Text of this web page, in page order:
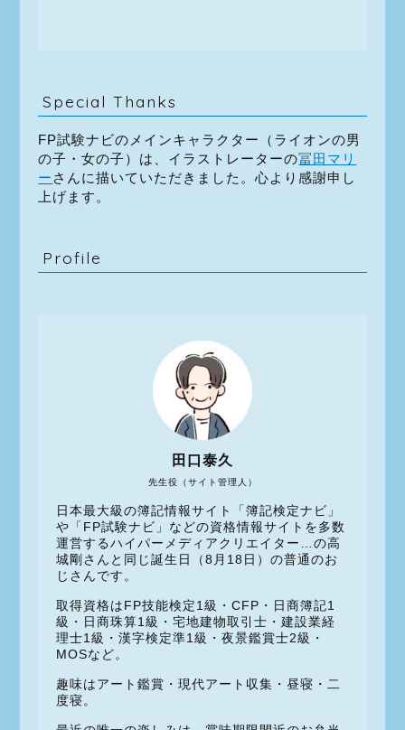
Special Thanks
FP試験ナビのメインキャラクター（ライオンの男
の子・女の子）は、イラストレーターの冨田マリ
ー さんに描いていただきました。心より感謝申し
上げます。
Profile
先生役（サイト管理人）
田口泰久
日本最大級の簿記情報サイト「簿記検定ナビ」
や「FP試験ナビ」などの資格情報サイトを多数
運営するハイパーメディアクリエイター…の高
城剛さんと同じ誕生日（8月18日）の普通のお
じさんです。
取得資格はFP技能検定1級・CFP・日商簿記1
級・日商珠算1級・宅地建物取引士・建設業経
理士1級・漢字検定準1級・夜景鑑賞士2級・
MOSなど。
趣味はアート鑑賞・現代アート収集・昼寝・二
度寝。